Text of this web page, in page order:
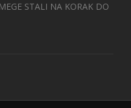
STALI NA KORAK DO